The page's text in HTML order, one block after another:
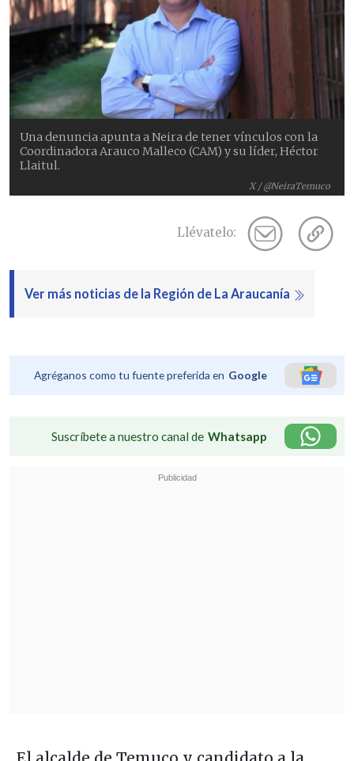
X / @NeiraTemuco
Una denuncia apunta a Neira de tener vínculos con la
Coordinadora Arauco Malleco (CAM) y su líder, Héctor
Llaitul.
Llévatelo:
Ver más noticias de la Región de La Araucanía
Agréganos como tu fuente preferida en Google
Suscríbete a nuestro canal de Whatsapp